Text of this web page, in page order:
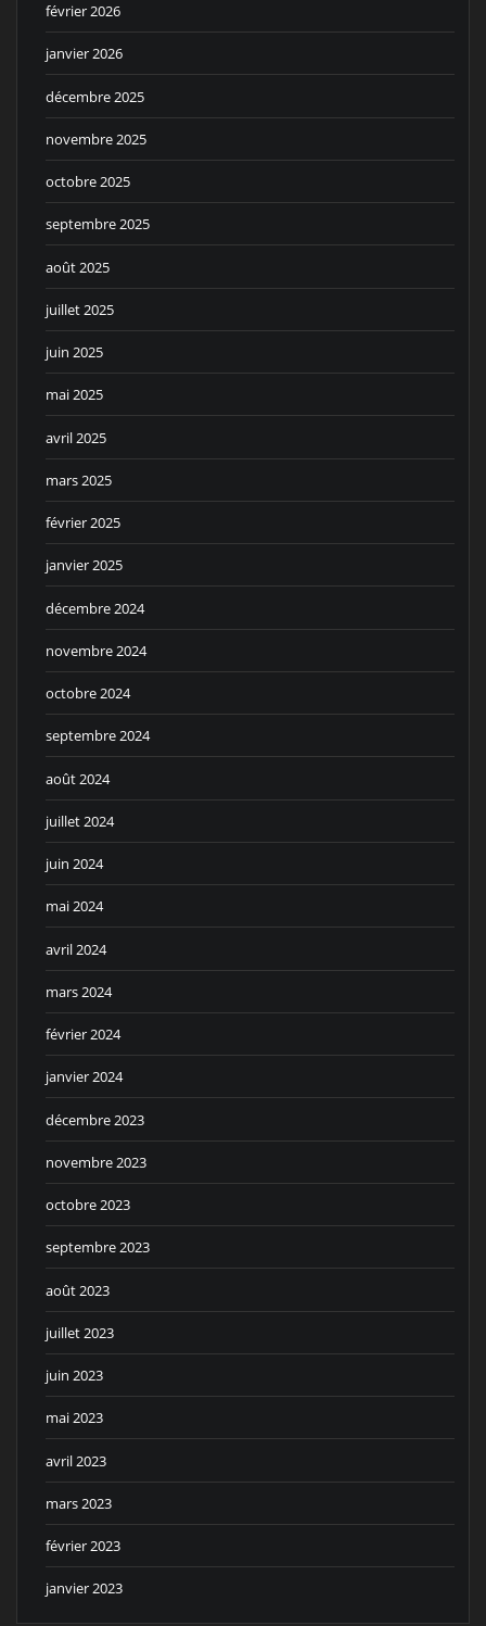
février 2026
janvier 2026
décembre 2025
novembre 2025
octobre 2025
septembre 2025
août 2025
juillet 2025
juin 2025
mai 2025
avril 2025
mars 2025
février 2025
janvier 2025
décembre 2024
novembre 2024
octobre 2024
septembre 2024
août 2024
juillet 2024
juin 2024
mai 2024
avril 2024
mars 2024
février 2024
janvier 2024
décembre 2023
novembre 2023
octobre 2023
septembre 2023
août 2023
juillet 2023
juin 2023
mai 2023
avril 2023
mars 2023
février 2023
janvier 2023